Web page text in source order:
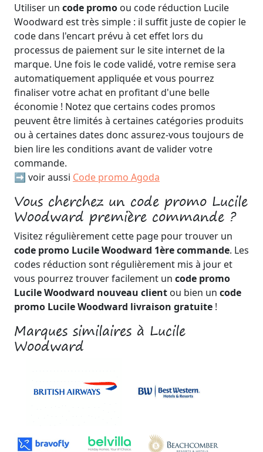
Utiliser un code promo ou code réduction Lucile
Woodward est très simple : il suffit juste de copier le
code dans l'encart prévu à cet effet lors du
processus de paiement sur le site internet de la
marque. Une fois le code validé, votre remise sera
automatiquement appliquée et vous pourrez
finaliser votre achat en profitant d'une belle
économie ! Notez que certains codes promos
peuvent être limités à certaines catégories produits
ou à certaines dates donc assurez-vous toujours de
bien lire les conditions avant de valider votre
commande.
➡️ voir aussi Code promo Agoda
Vous cherchez un code promo Lucile
Woodward première commande ?
Visitez régulièrement cette page pour trouver un
code promo Lucile Woodward 1ère commande. Les
codes réduction sont régulièrement mis à jour et
vous pourrez trouver facilement un code promo
Lucile Woodward nouveau client ou bien un code
promo Lucile Woodward livraison gratuite !
Marques similaires à Lucile
Woodward